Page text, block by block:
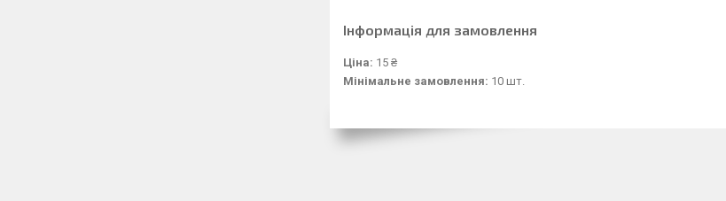
Інформація для замовлення
Ціна: 15 ₴
Мінімальне замовлення: 10 шт.